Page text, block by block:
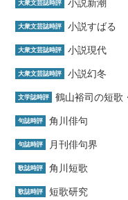
大衆文芸誌時評 小説新潮
大衆文芸誌時評 小説すばる
大衆文芸誌時評 小説現代
大衆文芸誌時評 小説幻冬
文学誌時評 鶴山裕司の短歌
句誌時評 角川俳句
句誌時評 月刊俳句界
歌誌時評 角川短歌
歌誌時評 短歌研究